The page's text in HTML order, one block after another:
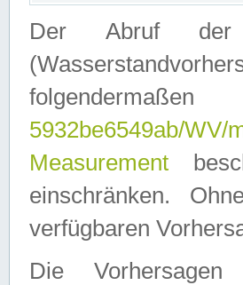
Der Abruf der
5932be6549ab/WV/
Measurement
einschränken.
verfügbaren
Die